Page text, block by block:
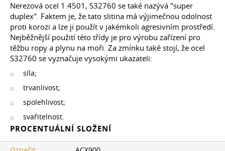
Nerezová ocel 1.4501, S32760 se také nazývá "super
duplex". Faktem je, že tato slitina má výjimečnou odolnost
proti korozi a lze ji použít v jakémkoli agresivním prostředí.
Nejběžnější použití této třídy je pro výrobu zařízení pro
těžbu ropy a plynu na moři. Za zmínku také stojí, že ocel
S32760 se vyznačuje vysokými ukazateli:
síla;
trvanlivost;
spolehlivost;
svařitelnost.
PROCENTUÁLNÍ SLOŽENÍ